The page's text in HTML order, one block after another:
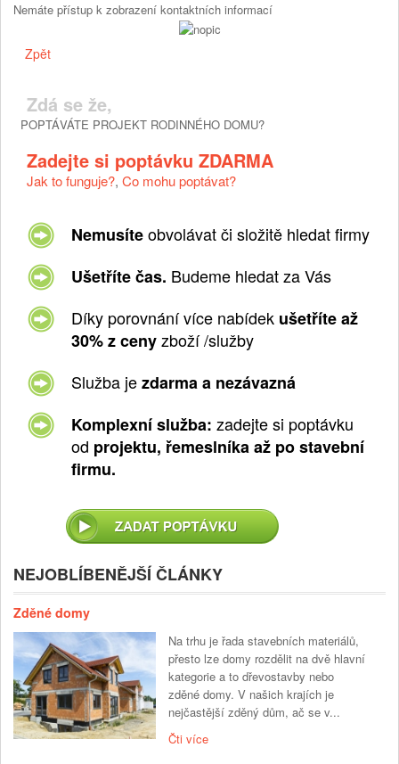
Nemáte přístup k zobrazení kontaktních informací
Zpět
Zdá se že,
POPTÁVÁTE PROJEKT RODINNÉHO DOMU?
Zadejte si poptávku ZDARMA
Jak to funguje?, Co mohu poptávat?
Nemusíteobvolávat či složitě hledat firmy
Ušetříte čas. Budeme hledat za Vás
Díky porovnání více nabídek ušetříte až
30% z cenyzboží /služby
Služba jezdarma a nezávazná
Komplexní služba: zadejte si poptávku
od projektu, řemeslníka až po stavební
firmu.
NEJOBLÍBENĚJŠÍ ČLÁNKY
Zděné domy
Na trhu je řada stavebních materiálů,
přesto lze domy rozdělit na dvě hlavní
kategorie a to dřevostavby nebo
zděné domy. V našich krajích je
nejčastější zděný dům, ač se v...
Čti více